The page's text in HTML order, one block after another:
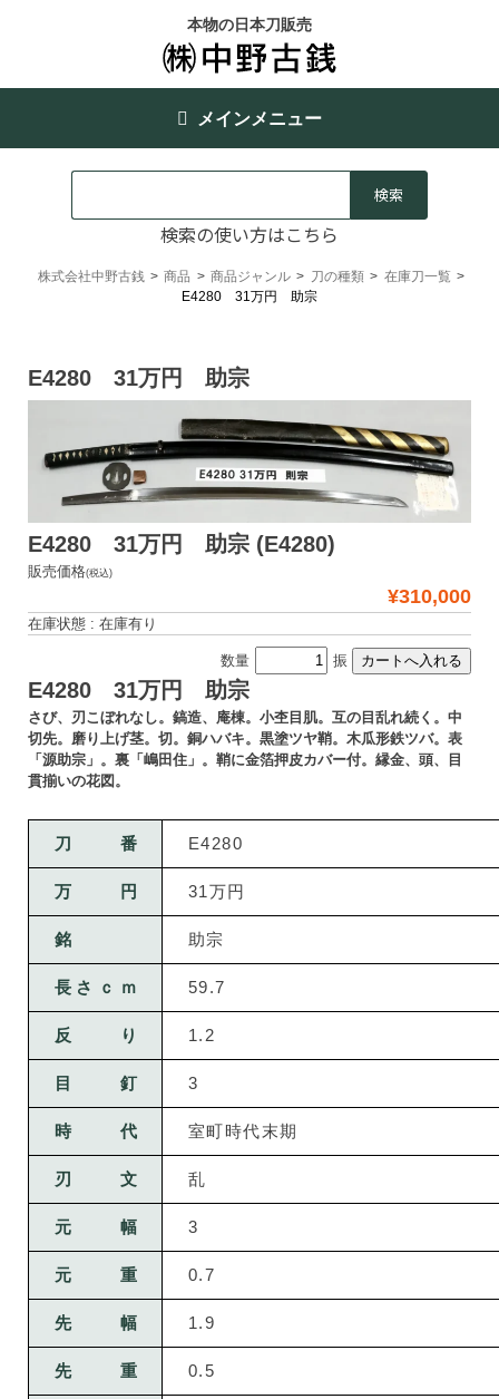
本物の日本刀販売
メインメニュー
検索の使い方はこちら
株式会社中野古銭 > 商品 > 商品ジャンル > 刀の種類 > 在庫刀一覧 >
E4280 31万円 助宗
E4280 31万円 助宗
E4280 31万円 助宗 (E4280)
販売価格(税込)
¥310,000
在庫状態 : 在庫有り
数量 振
E4280 31万円 助宗
さび、刃こぼれなし。鎬造、庵棟。小杢目肌。互の目乱れ続く。中
切先。磨り上げ茎。切。銅ハバキ。黒塗ツヤ鞘。木瓜形鉄ツバ。表
「源助宗」。裏「嶋田住」。鞘に金箔押皮カバー付。縁金、頭、目
貫揃いの花図。
刀番 E4280
万円 31万円
銘 助宗
長さｃｍ 59.7
反り 1.2
目釘 3
時代 室町時代末期
刃文 乱
元幅 3
元重 0.7
先幅 1.9
先重 0.5